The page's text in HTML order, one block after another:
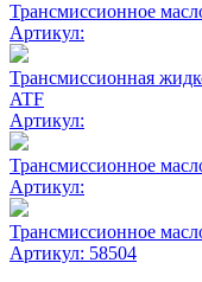
Трансмиссионное
Артикул:
Трансмиссионная
ATF
Артикул:
Трансмиссионное
Артикул:
Трансмиссионное
Артикул: 58504